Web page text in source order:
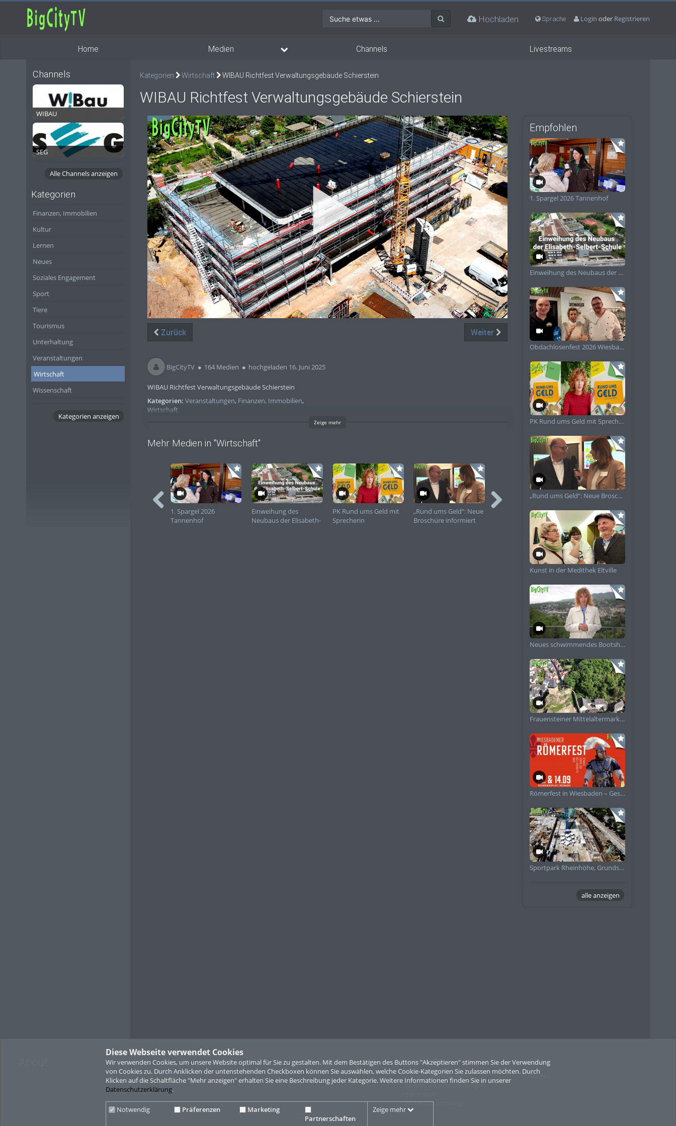
Diese Webseite verwendet Cookies
Wir verwenden Cookies, um unsere Website optimal für Sie zu gestalten. Mit dem Bestätigen des Buttons "Akzeptieren" stimmen Sie der Verwendung
von Cookies zu. Durch Anklicken der untenstehenden Checkboxen können Sie auswählen, welche Cookie-Kategorien Sie zulassen möchten. Durch
Klicken auf die Schaltfläche "Mehr anzeigen" erhalten Sie eine Beschreibung jeder Kategorie. Weitere Informationen finden Sie in unserer
Datenschutzerklärung.
Notwendig Präferenzen
Marketing
Partnerschaften
Zeige mehr
Suche etwas ... Hochladen Sprache Login oder Registrieren
Home Medien Channels Livestreams
Channels
WIBAU
SEG
Alle Channels anzeigen
Kategorien
Finanzen, Immobilien
Kultur
Lernen
Neues
Soziales Engagement
Sport
Tiere
Tourismus
Unterhaltung
Veranstaltungen
Wirtschaft
Wissenschaft
Kategorien anzeigen
Kategorien Wirtschaft WIBAU Richtfest Verwaltungsgebäude Schierstein
WIBAU Richtfest Verwaltungsgebäude Schierstein
Video
Zurück Weiter
BigCityTV 164 Medien hochgeladen 16. Juni 2025
WIBAU Richtfest Verwaltungsgebäude Schierstein
Kategorien: Veranstaltungen, Finanzen, Immobilien,
Wirtschaft
Zeige mehr
Mehr Medien in "Wirtschaft"
1. Spargel 2026
Tannenhof
Einweihung des
Neubaus der Elisabeth-
PK Rund ums Geld mit
Sprecherin
„Rund ums Geld“: Neue
Broschüre informiert
Frauensteiner
Mittelaltermarkt
Impressionen 2025
Römerfest in
Wiesbaden –
Geschichte zum
Anfassen
Empfohlen
1. Spargel 2026 Tannenhof
Einweihung des Neubaus der Elisabeth-Selbert-Schule
Obdachlosenfest 2026 Wiesbaden
PK Rund ums Geld mit Sprecherin
„Rund ums Geld“: Neue Broschüre informiert Frauen zu Finanzen
Kunst in der Medithek Eltville
Neues schwimmendes Bootshaus in Schierstein angekommen
Frauensteiner Mittelaltermarkt Impressionen 2025
Römerfest in Wiesbaden – Geschichte zum Anfassen
Sportpark Rheinhöhe, Grundsteinlegung
alle anzeigen
Legal Info
Nutzungsbedingungen
Datenschutzbestimmungen
Cookie-Zustimmung
Links
Mobile